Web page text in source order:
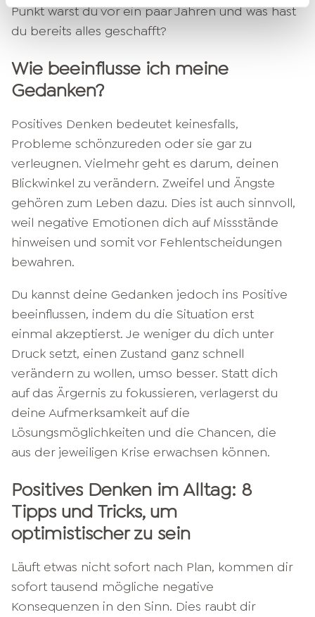
Punkt warst du vor ein paar Jahren und was hast
du bereits alles geschafft?
Wie beeinflusse ich meine
Gedanken?
Positives Denken bedeutet keinesfalls,
Probleme schönzureden oder sie gar zu
verleugnen. Vielmehr geht es darum, deinen
Blickwinkel zu verändern. Zweifel und Ängste
gehören zum Leben dazu. Dies ist auch sinnvoll,
weil negative Emotionen dich auf Missstände
hinweisen und somit vor Fehlentscheidungen
bewahren.
Du kannst deine Gedanken jedoch ins Positive
beeinflussen, indem du die Situation erst
einmal akzeptierst. Je weniger du dich unter
Druck setzt, einen Zustand ganz schnell
verändern zu wollen, umso besser. Statt dich
auf das Ärgernis zu fokussieren, verlagerst du
deine Aufmerksamkeit auf die
Lösungsmöglichkeiten und die Chancen, die
aus der jeweiligen Krise erwachsen können.
Positives Denken im Alltag: 8
Tipps und Tricks, um
optimistischer zu sein
Läuft etwas nicht sofort nach Plan, kommen dir
sofort tausend mögliche negative
Konsequenzen in den Sinn. Dies raubt dir